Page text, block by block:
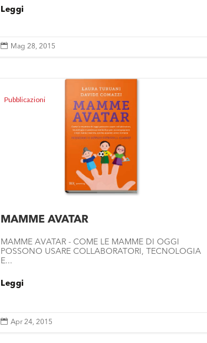
Leggi
 Mag 28, 2015
Pubblicazioni
MAMME AVATAR
MAMME AVATAR - COME LE MAMME DI OGGI
POSSONO USARE COLLABORATORI, TECNOLOGIA
E...
Leggi
 Apr 24, 2015